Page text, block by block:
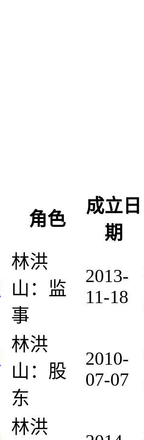
角色
成立日
期
林洪
山：监
事
2013-
11-18
林洪
山：股
东
2010-
07-07
林洪